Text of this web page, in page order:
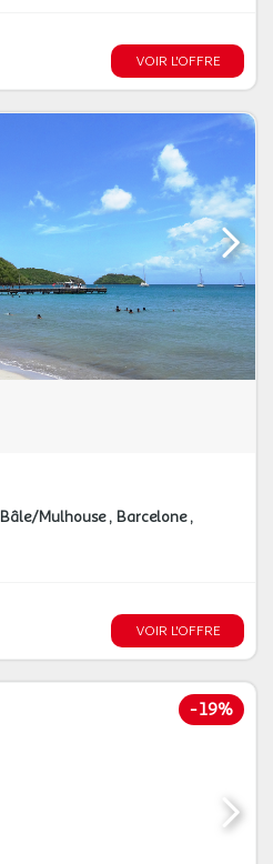
VOIR L'OFFRE
Bâle/Mulhouse Barcelone
VOIR L'OFFRE
-19%